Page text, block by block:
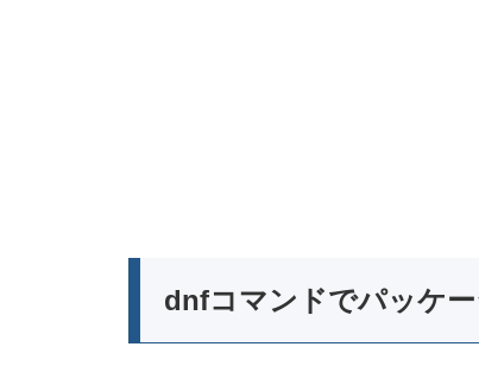
dnfコマンドでパッケ